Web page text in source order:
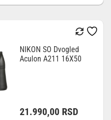
NIKON SO Dvogled
Aculon A211 16X50
21.990,00 RSD